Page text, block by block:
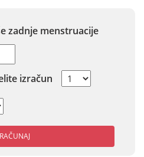
zadnje menstruacije
izračun